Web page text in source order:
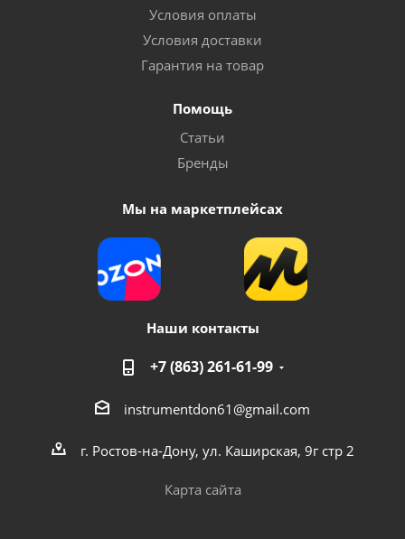
Условия оплаты
Условия доставки
Гарантия на товар
Помощь
Статьи
Бренды
Мы на маркетплейсах
Наши контакты
+7 (863) 261-61-99
instrumentdon61@gmail.com
г. Ростов-на-Дону, ул. Каширская, 9г стр 2
Карта сайта